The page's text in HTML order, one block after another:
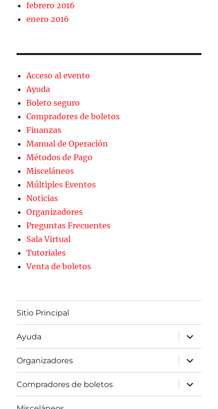
febrero 2016
enero 2016
Acceso al evento
Ayuda
Boleto seguro
Compradores de boletos
Finanzas
Manual de Operación
Métodos de Pago
Misceláneos
Múltiples Eventos
Noticias
Organizadores
Preguntas Frecuentes
Sala Virtual
Tutoriales
Venta de boletos
Sitio Principal
Ayuda
expande
el
menú
inferior
Organizadores
expande
el
menú
inferior
Compradores de boletos
expande
el
menú